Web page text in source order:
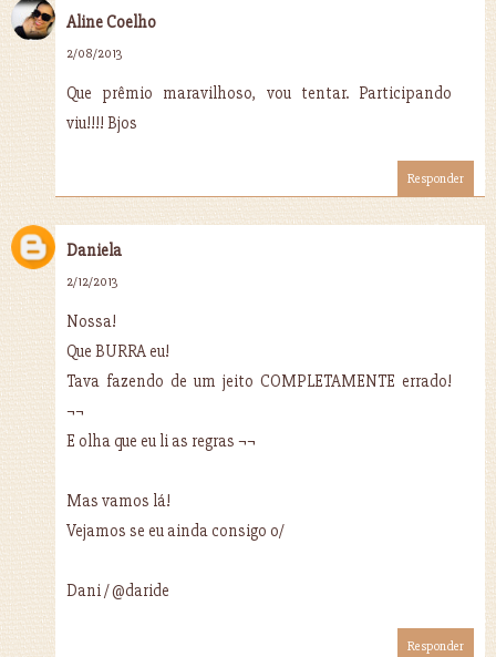
Aline Coelho
2/08/2013
Que prêmio maravilhoso, vou tentar. Participando
viu!!!! Bjos
Responder
Daniela
2/12/2013
Nossa!
Que BURRA eu!
Tava fazendo de um jeito COMPLETAMENTE errado!
¬¬
E olha que eu li as regras ¬¬
Mas vamos lá!
Vejamos se eu ainda consigo o/
Dani / @daride
Responder